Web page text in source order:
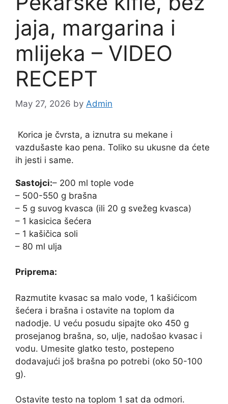
jaja, margarina i
mlijeka – VIDEO
RECEPT
May 27, 2026 by Admin
Korica je čvrsta, a iznutra su mekane i
vazdušaste kao pena. Toliko su ukusne da ćete
ih jesti i same.
Sastojci:– 200 ml tople vode
– 500-550 g brašna
– 5 g suvog kvasca (ili 20 g svežeg kvasca)
– 1 kasicica šećera
– 1 kašičica soli
– 80 ml ulja
Priprema:
Razmutite kvasac sa malo vode, 1 kašićicom
šećera i brašna i ostavite na toplom da
nadodje. U veću posudu sipajte oko 450 g
prosejanog brašna, so, ulje, nadošao kvasac i
vodu. Umesite glatko testo, postepeno
dodavajući još brašna po potrebi (oko 50-100
g).
Ostavite testo na toplom 1 sat da odmori.